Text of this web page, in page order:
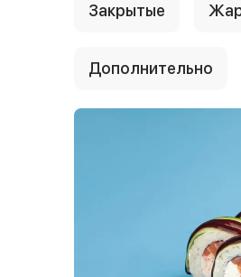
Закрытые
Дополнительно